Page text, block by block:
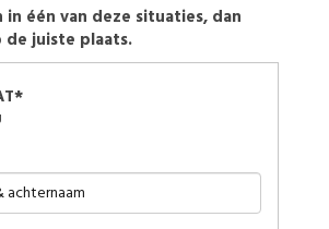
in één van deze situaties, dan
juiste plaats.